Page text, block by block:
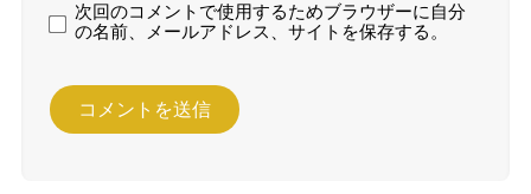
次回のコメントで使用するためブラウザーに自分
の名前、メールアドレス、サイトを保存する。